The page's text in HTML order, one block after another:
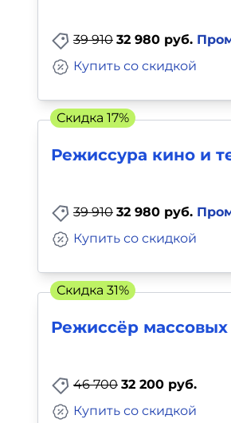
39 910 32 980 руб.
Купить со скидкой
Режиссура кино и
39 910 32 980 руб.
Купить со скидкой
Скидка 17%
Режиссёр
46 700 32 200 руб.
Купить со скидкой
Скидка 31%